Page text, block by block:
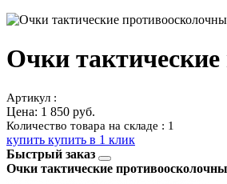
Очки
Артикул :
Цена: 1 850 руб.
Количество товара на складе : 1
купить купить в 1 клик
Быстрый заказ
Очки тактические